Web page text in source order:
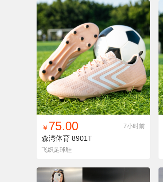
找同款 加入铺货单 收藏
￥ 75.00 7小时前
森湾体育 8901T
飞织足球鞋